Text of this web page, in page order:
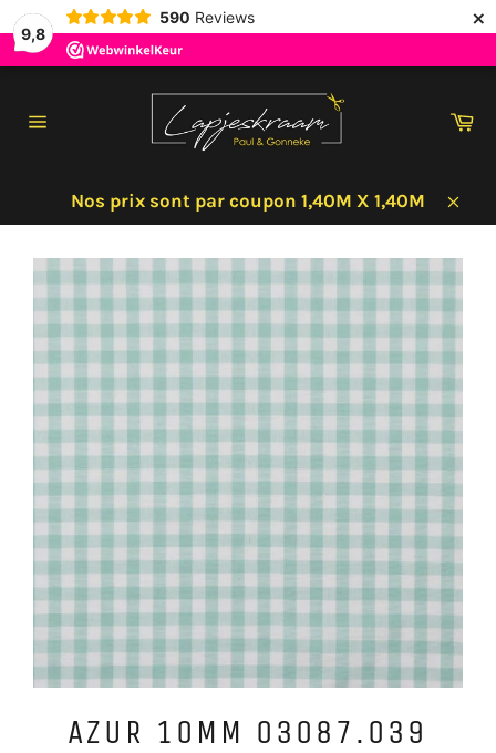
9,8
590 Reviews ×
contenu
Nos prix sont par coupon 1,40M X 1,40M
Close
AZUR 10MM 03087.039